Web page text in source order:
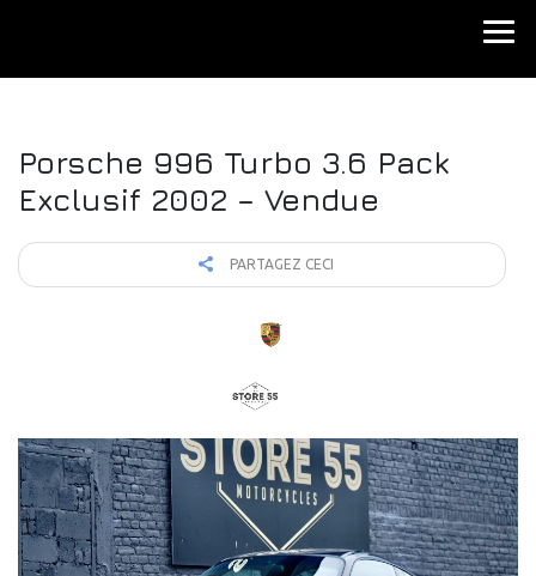
Porsche 996 Turbo 3.6 Pack
Exclusif 2002 – Vendue
PARTAGEZ CECI